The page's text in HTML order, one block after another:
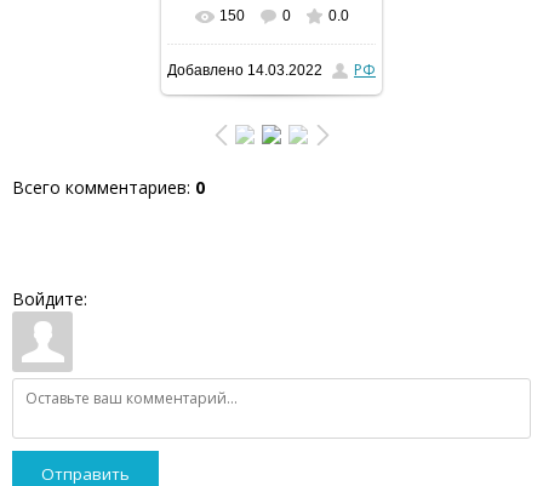
В реальном размере
600x450/ 94.1Kb
150 0 0.0
Добавлено 14.03.2022 РФ
Всего комментариев: 0
Войдите:
Отправить